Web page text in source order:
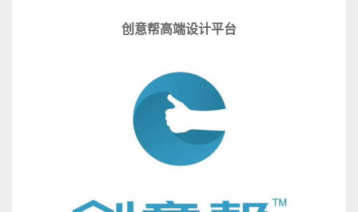
创意帮高端设计平台